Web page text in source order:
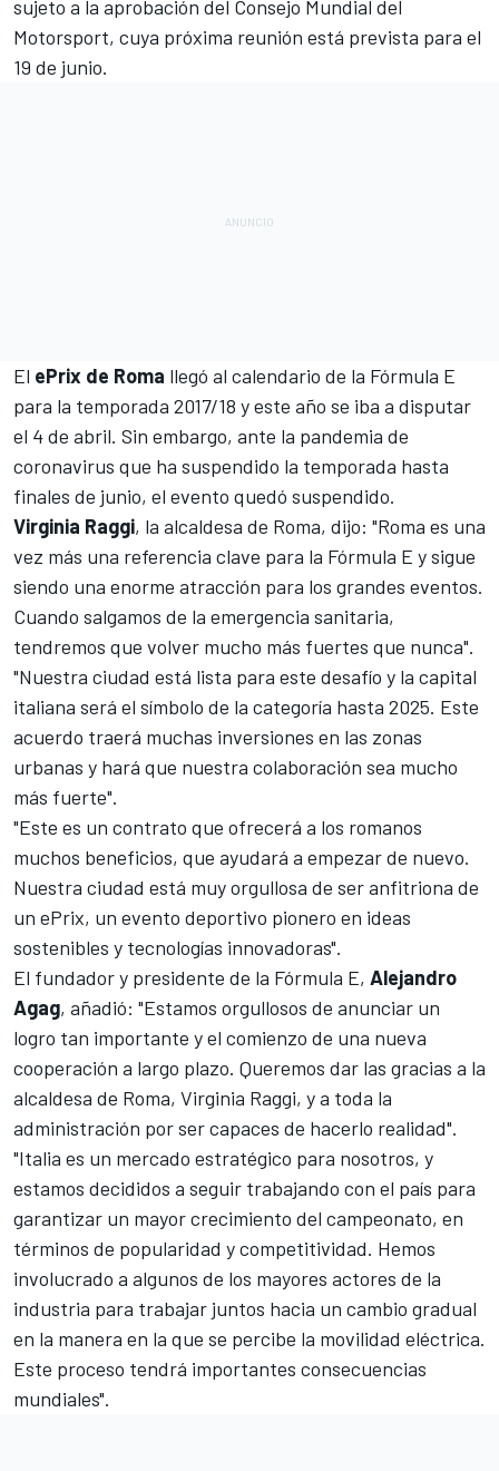
sujeto a la aprobación del Consejo Mundial del
Motorsport, cuya próxima reunión está prevista para el
19 de junio.
El ePrix de Roma llegó al calendario de la Fórmula E
para la temporada 2017/18 y este año se iba a disputar
el 4 de abril. Sin embargo, ante la pandemia de
coronavirus que ha suspendido la temporada hasta
finales de junio, el evento quedó suspendido.
Virginia Raggi, la alcaldesa de Roma, dijo: "Roma es una
vez más una referencia clave para la Fórmula E y sigue
siendo una enorme atracción para los grandes eventos.
Cuando salgamos de la emergencia sanitaria,
tendremos que volver mucho más fuertes que nunca".
"Nuestra ciudad está lista para este desafío y la capital
italiana será el símbolo de la categoría hasta 2025. Este
acuerdo traerá muchas inversiones en las zonas
urbanas y hará que nuestra colaboración sea mucho
más fuerte".
"Este es un contrato que ofrecerá a los romanos
muchos beneficios, que ayudará a empezar de nuevo.
Nuestra ciudad está muy orgullosa de ser anfitriona de
un ePrix, un evento deportivo pionero en ideas
sostenibles y tecnologías innovadoras".
El fundador y presidente de la Fórmula E, Alejandro
Agag, añadió: "Estamos orgullosos de anunciar un
logro tan importante y el comienzo de una nueva
cooperación a largo plazo. Queremos dar las gracias a la
alcaldesa de Roma, Virginia Raggi, y a toda la
administración por ser capaces de hacerlo realidad".
"Italia es un mercado estratégico para nosotros, y
estamos decididos a seguir trabajando con el país para
garantizar un mayor crecimiento del campeonato, en
términos de popularidad y competitividad. Hemos
involucrado a algunos de los mayores actores de la
industria para trabajar juntos hacia un cambio gradual
en la manera en la que se percibe la movilidad eléctrica.
Este proceso tendrá importantes consecuencias
mundiales".